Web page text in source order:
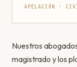
APELACIÓN ·
Nuestros
magistrado y los